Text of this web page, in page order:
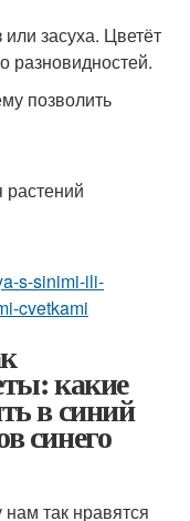
засуха. Цветёт
разновидностей.
позволить
s-sinimi-ili-
cvetkami
какие
в синий
синего
так нравятся